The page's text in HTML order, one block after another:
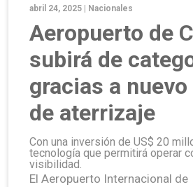
abril 24, 2025 | Nacionales
Aeropuerto de
subirá de
gracias a
de aterrizaje
Con una inversión de US$ 20
tecnología que permitirá operar
visibilidad.
El Aeropuerto Internacional de